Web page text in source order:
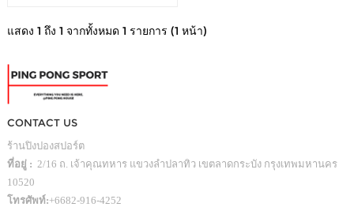
แสดง 1 ถึง 1 จากทั้งหมด 1 รายการ (1 หน้า)
CONTACT US
ร้านปิงปองสปอร์ต
ที่อยู่ : 2/16 ถ. เจ้าคุณทหาร แขวงลำปลาทิว เขตลาดกระบัง กรุงเทพมหานคร
10520
โทรศัพท์:+6682-916-4252